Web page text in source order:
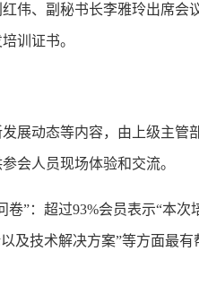
、副秘书长李雅玲出席
训证书。
动态等内容，由上级主管
会人员现场体验和交流。
卷”：超过93%会员表示“本
及技术解决方案”等方面最有